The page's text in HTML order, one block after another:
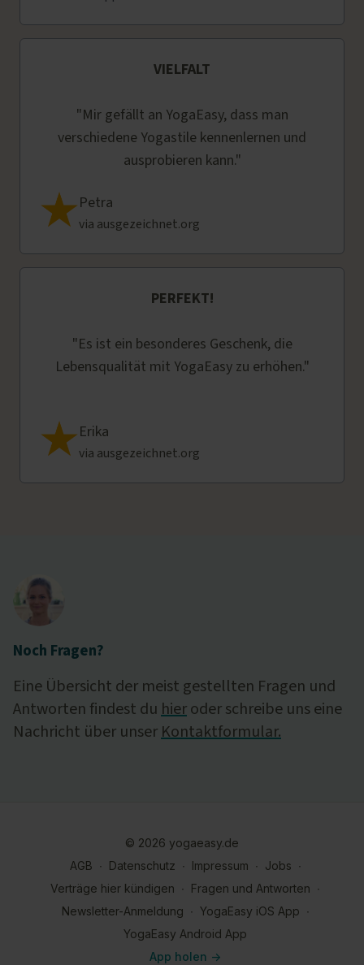
VIELFALT
"Mir gefällt an YogaEasy, dass man
verschiedene Yogastile kennenlernen und
ausprobieren kann."
Petra
via ausgezeichnet.org
PERFEKT!
"Es ist ein besonderes Geschenk, die
Lebensqualität mit YogaEasy zu erhöhen."
Erika
via ausgezeichnet.org
Noch Fragen?
Eine Übersicht der meist gestellten Fragen und
Antworten findest du hieroder schreibe uns eine
Nachricht über unser Kontaktformular.
© 2026 yogaeasy.de
AGB ∙ Datenschutz ∙ Impressum ∙ Jobs ∙
Verträge hier kündigen ∙ Fragen und Antworten ∙
Newsletter-Anmeldung ∙ YogaEasy iOS App ∙
YogaEasy Android App
App holen ->